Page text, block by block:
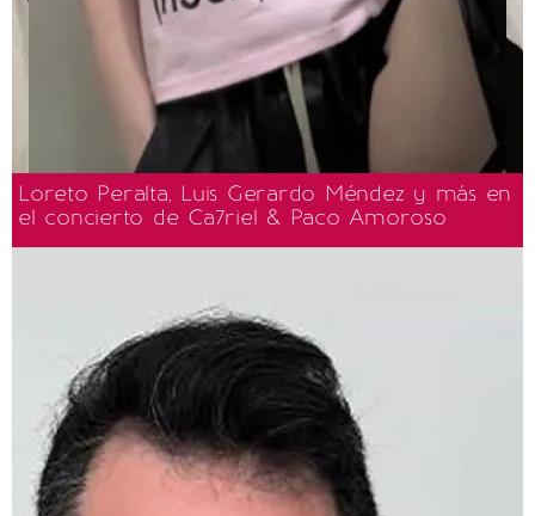
Loreto Peralta, Luis Gerardo Méndez y más en
el concierto de Ca7riel & Paco Amoroso